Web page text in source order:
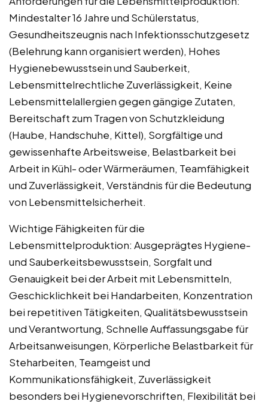
Mindestalter 16 Jahre und Schülerstatus,
Gesundheitszeugnis nach Infektionsschutzgesetz
(Belehrung kann organisiert werden), Hohes
Hygienebewusstsein und Sauberkeit,
Lebensmittelrechtliche Zuverlässigkeit, Keine
Lebensmittelallergien gegen gängige Zutaten,
Bereitschaft zum Tragen von Schutzkleidung
(Haube, Handschuhe, Kittel), Sorgfältige und
gewissenhafte Arbeitsweise, Belastbarkeit bei
Arbeit in Kühl- oder Wärmeräumen, Teamfähigkeit
und Zuverlässigkeit, Verständnis für die Bedeutung
von Lebensmittelsicherheit.
Wichtige Fähigkeiten für die
Lebensmittelproduktion: Ausgeprägtes Hygiene-
und Sauberkeitsbewusstsein, Sorgfalt und
Genauigkeit bei der Arbeit mit Lebensmitteln,
Geschicklichkeit bei Handarbeiten, Konzentration
bei repetitiven Tätigkeiten, Qualitätsbewusstsein
und Verantwortung, Schnelle Auffassungsgabe für
Arbeitsanweisungen, Körperliche Belastbarkeit für
Steharbeiten, Teamgeist und
Kommunikationsfähigkeit, Zuverlässigkeit
besonders bei Hygienevorschriften, Flexibilität bei